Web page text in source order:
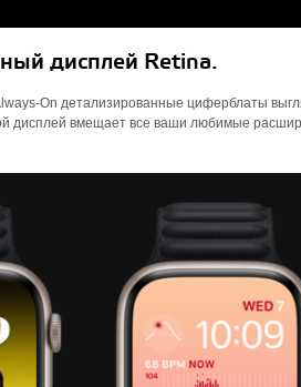
дисплей Retina.
On детализированные циферблаты
дисплей вмещает все ваши любимые